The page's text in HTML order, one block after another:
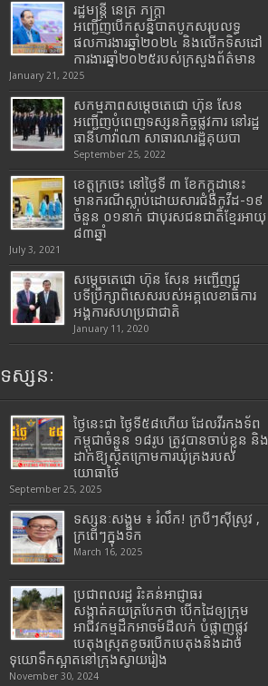
រដ្ឋមន្រ្តី​ នេត្រ​ ភក្ត្រា​
អញ្ជើញបើកសន្និបាតបូកសរុបលទ្ធ
ផលការងារឆ្នាំ២០២៤ និងលើកទិសដៅ
ការងារឆ្នាំ២០២៥របស់​ក្រសួង​ព័ត៌មាន​
January 21, 2025
សកម្មភាពសម្តេចតេជោ ហ៊ុន សែន
អញ្ជើញបំពេញទស្សនកិច្ចផ្លូវការ នៅរដ្ឋ
ធានីហាវ៉ាណា សាធារណរដ្ឋគុយបា
September 25, 2022
ខេត្តក្រចេះ នៅថ្ងៃទី ៣ ខែកក្កដានេះ
មានករណីស្លាប់ដោយសារជំងឺកូវីដ-១៩
ចំនួន ០១នាក់ ជាបុរសជនជាតិខ្មែរអាយុ
៨៣ឆ្នាំ
July 3, 2021
សម្តេចតេជោ ហ៊ុន សែន អញ្ជើញជួ
បទីប្រឹក្សាពិសេសរបស់អគ្គលេខាធិការ
អង្គការសហប្រជាជាតិ
January 11, 2020
ទស្សនៈ
ថ្ងៃនេះជា ថ្ងៃទី៥៨ហើយ ដែលវីរកងទ័ព
កម្ពុជាចំនួន ១៨រូប ត្រូវបានចាប់ខ្លួន និង
ដាក់ឱ្យស្ថិតក្រោមការឃុំគ្រងរបស់
យោធាថៃ
September 25, 2025
ទស្សនៈសង្គម ៖ រំលឹក! ក្របីៗស៊ីស្រូវ ,
ក្រពើៗក្នុងទឹក
March 16, 2025
ប្រជាពលរដ្ឋ រិះគន់អាជ្ញាធរ
សង្កាត់គយត្របែកថា បើកដៃឲ្យក្រុម
អាជីវកម្មដឹកអាចម៍ដីលក់ បំផ្លាញផ្លូវ
បេតុងស្រុតខូចរបើកបេតុងនិងដាច់
ទុយោទឹកស្អាតនៅក្រុងស្វាយរៀង
November 30, 2024